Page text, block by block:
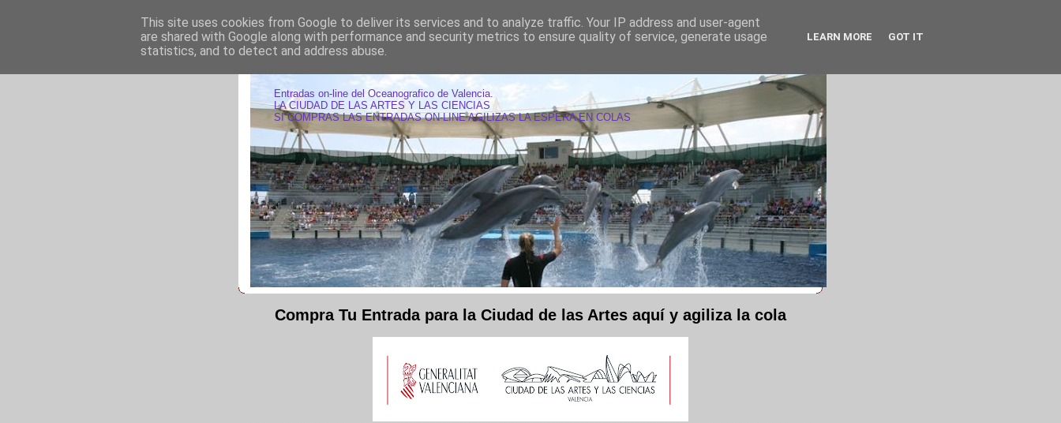
Entradas on-line del Oceanografico de Valencia.
LA CIUDAD DE LAS ARTES Y LAS CIENCIAS
SI COMPRAS LAS ENTRADAS ON-LINE AGILIZAS LA ESPERA EN COLAS
Compra Tu Entrada para la Ciudad de las Artes aquí y agiliza la cola
This site uses cookies from Google to deliver its services and to analyze traffic. Your IP address and user-agent
are shared with Google along with performance and security metrics to ensure quality of service, generate usage
statistics, and to detect and address abuse.
LEARN MORE GOT IT